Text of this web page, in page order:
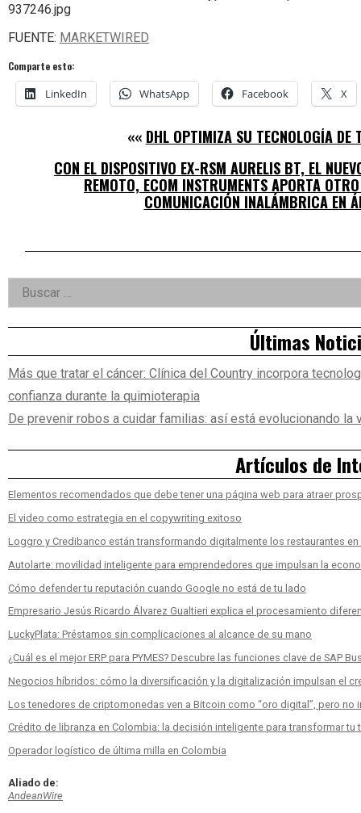
937246.jpg
FUENTE: MARKETWIRED
Comparte esto:
LinkedIn WhatsApp Facebook X
«« DHL OPTIMIZA SU TECNOLOGÍA DE
CON EL DISPOSITIVO EX-RSM AURELIS BT, EL
REMOTO, ECOM INSTRUMENTS APORTA
COMUNICACIÓN INALÁMBRICA EN
Right
Asides
Buscar:
Últimas
Más que tratar el cáncer: Clínica del Country incorpora
confianza durante la quimioterapia
De prevenir robos a cuidar familias: así está evolucionando
Artículos de
Elementos recomendados que debe tener una página web para atraer
El video como estrategia en el copywriting exitoso
Loggro y Credibanco están transformando digitalmente los restaurantes
Autolarte: movilidad inteligente para emprendedores que impulsan la
Cómo defender tu reputación cuando Google no está de tu lado
Empresario Jesús Ricardo Álvarez Gualtieri explica el procesamiento
LuckyPlata: Préstamos sin complicaciones al alcance de su mano
¿Cuál es el mejor ERP para PYMES? Descubre las funciones clave de SAP
Negocios híbridos: cómo la diversificación y la digitalización impulsan el
Los tenedores de criptomonedas ven a Bitcoin como “oro digital”, pero no
Crédito de libranza en Colombia: la decisión inteligente para transformar tu
Operador logístico de última milla en Colombia
Aliado de:
AndeanWire